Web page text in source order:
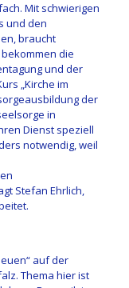
Mit schwierigen
und den
braucht
die
und der
„Kirche im
der
in
Dienst speziell
notwendig, weil
Stefan Ehrlich,
auf der
Thema hier ist